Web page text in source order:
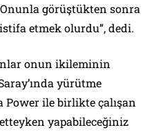
görüştükten sonra
etmek olurdu”, dedi.
onun ikileminin
yürütme
Power ile birlikte çalışan
yapabileceğiniz